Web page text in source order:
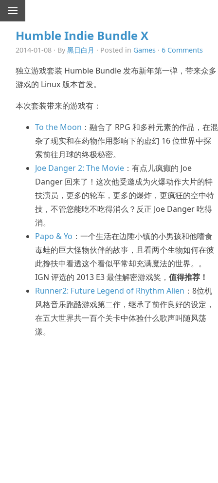
Humble Indie Bundle X
2014-01-08 · By 黑日白月 · Posted in Games · 6 Comments
独立游戏套装 Humble Bundle 发布新年第一弹，带来众多
游戏的 Linux 版本首发。
本次套装带来的游戏有：
To the Moon ：融合了 RPG 和多种元素的作品，在混
杂了现实和在药物作用影响下的虚幻 16 位世界中探
索前往月球的终极秘密。
Joe Danger 2: The Movie ：有点儿疯癫的 Joe
Danger 回来了！这次他受邀成为火爆动作大片的特
技演员，更多的轮车，更多的爆炸，更疯狂的空中特
技，不管您能吃不吃得消么？反正 Joe Danger 吃得
消。
Papo & Yo ：一个生活在边陲小镇的小男孩和他嗜食
毒蛙的巨大怪物伙伴的故事，且看两个生物如何在彼
此搀扶中看透这个看似平常却充满魔法的世界。。
IGN 评选的 2013 E3 最佳解密游戏奖， 值得推荐！
Runner2: Future Legend of Rhythm Alien ：8位机
风格音乐跑酷游戏第二作，继承了前作良好的设定，
在五大世界共一百个关卡中体验什么歌声叫随风荡
漾。